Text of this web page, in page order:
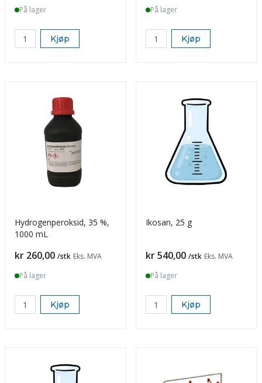
På lager
Kjøp
På lager
Kjøp
Hydrogenperoksid, 35 %,
1000 mL
Pris
kr 260,00 /stk Eks. MVA
På lager
Kjøp
Ikosan, 25 g
Pris
kr 540,00 /stk Eks. MVA
På lager
Kjøp